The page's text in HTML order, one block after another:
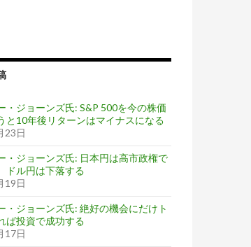
・ジョーンズ氏: S&P 500を今の株価
と10年後リターンはマイナスになる
23日
・ジョーンズ氏: 日本円は高市政権で
ドル円は下落する
19日
・ジョーンズ氏: 絶好の機会にだけト
ば投資で成功する
17日